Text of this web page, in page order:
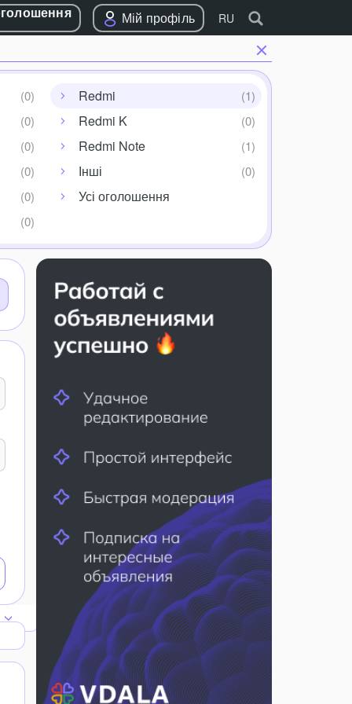
RU
Мій профіль
Redmi
Redmi K
Redmi Note
Інші
Усі оголошення